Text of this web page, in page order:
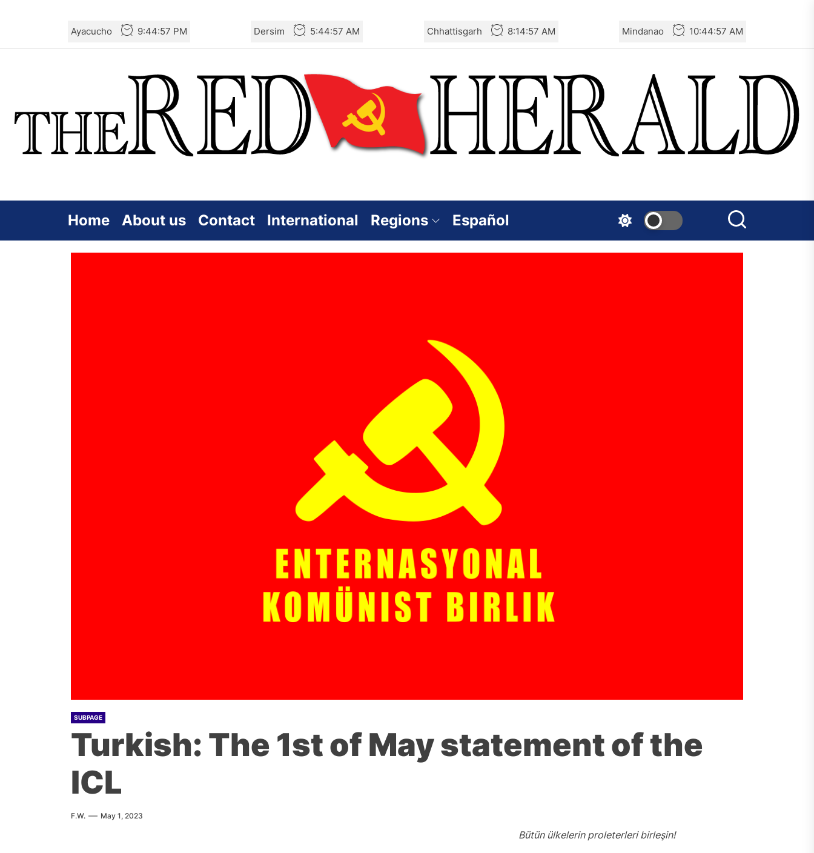
the
Ayacucho 9:44:58 PM Dersim 5:44:58 AM Chhattisgarh 8:14:58 AM Mindanao 10:44:58 AM
Home About us Contact International Regions Español
SUBPAGE
Turkish: The 1st of May statement of the
ICL
F.W. May 1, 2023
Bütün ülkelerin proleterleri birleşin!